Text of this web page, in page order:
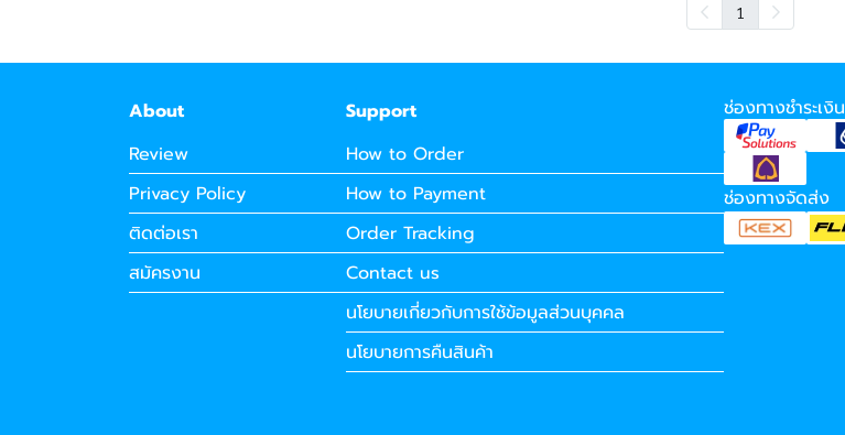
1
About
Review
Privacy Policy
ติดต่อเรา
สมัครงาน
Support
How to Order
How to Payment
Order Tracking
Contact us
นโยบายเกี่ยวกับการใช้ข้อมูลส่วนบุคคล
นโยบายการคืนสินค้า
ช่องทางชำระเงิน
ช่องทางจัดส่ง